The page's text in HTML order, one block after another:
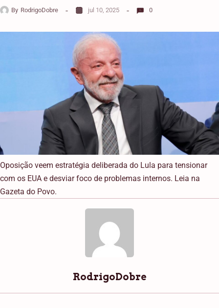
By RodrigoDobre jul 10, 2025 0
Oposição veem estratégia deliberada do Lula para tensionar
com os EUA e desviar foco de problemas internos. Leia na
Gazeta do Povo.
RodrigoDobre